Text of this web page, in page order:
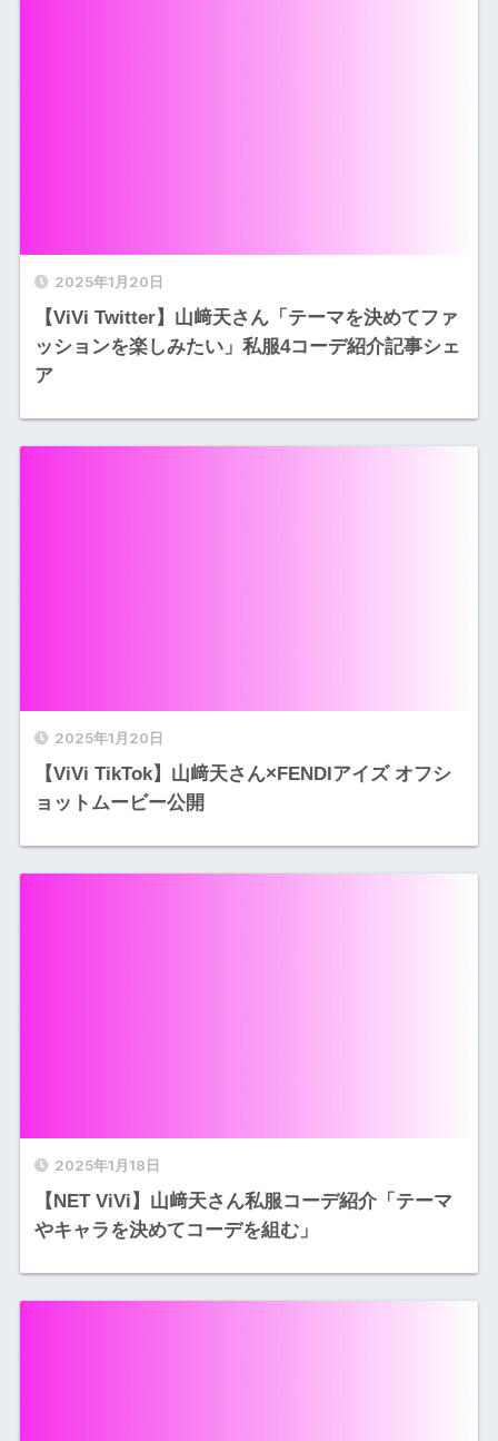
2025年1月20日
【ViVi Twitter】山﨑天さん「テーマを決めてファ
ッションを楽しみたい」私服4コーデ紹介記事シェ
ア
2025年1月20日
【ViVi TikTok】山﨑天さん×FENDIアイズ オフシ
ョットムービー公開
2025年1月18日
【NET ViVi】山﨑天さん私服コーデ紹介「テーマ
やキャラを決めてコーデを組む」